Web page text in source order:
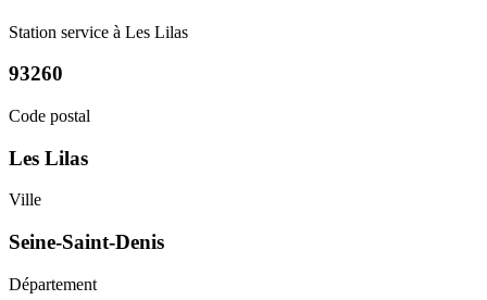
Station service à Les Lilas
93260
Code postal
Les Lilas
Ville
Seine-Saint-Denis
Département